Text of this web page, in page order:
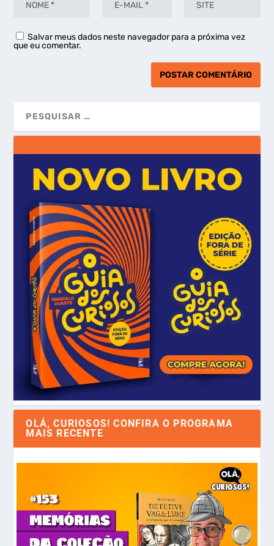
Salvar meus dados neste navegador para a próxima vez
que eu comentar.
OLÁ, CURIOSOS! CONFIRA O PROGRAMA
MAIS RECENTE